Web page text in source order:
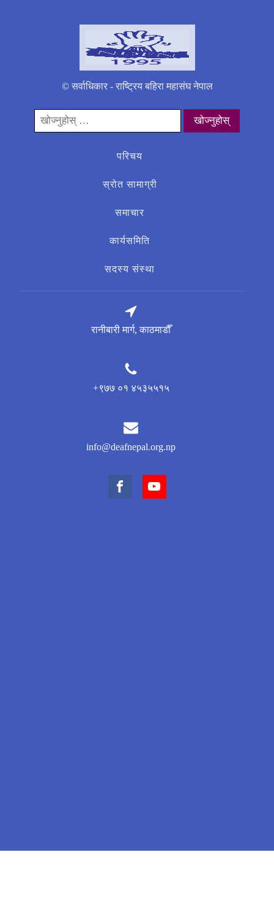
© सर्वाधिकार - राष्ट्रिय बहिरा महासंघ नेपाल
यसको
लागी
परिचय
स्रोत सामाग्री
समाचार
कार्यसमिति
सदस्य संस्था
रानीबारी मार्ग, काठमाडौँ
+९७७ ०१ ४५३५५१५
info@deafnepal.org.np